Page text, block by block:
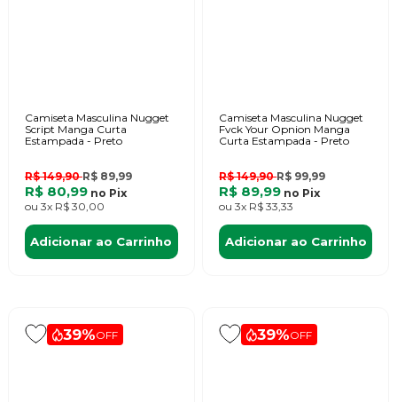
Camiseta Masculina Nugget
Script Manga Curta
Estampada - Preto
R$ 149,90R$ 89,99
R$ 80,99 no Pix
ou 3x R$ 30,00
Adicionar ao Carrinho
Camiseta Masculina Nugget
Fvck Your Opnion Manga
Curta Estampada - Preto
R$ 149,90R$ 99,99
R$ 89,99 no Pix
ou 3x R$ 33,33
Adicionar ao Carrinho
39%OFF 39%OFF